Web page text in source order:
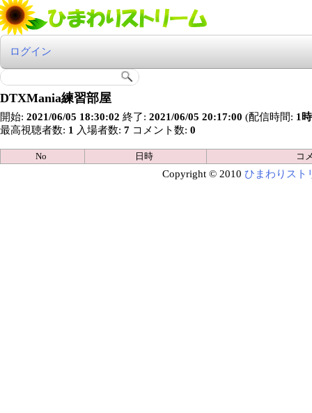
ログイン
DTXMania練習部屋
開始: 2021/06/05 18:30:02 終了: 2021/06/05 20:17:00 (配信時間: 1
最高視聴者数: 1 入場者数: 7 コメント数: 0
No 日時 コ
Copyright © 2010 ひまわりスト